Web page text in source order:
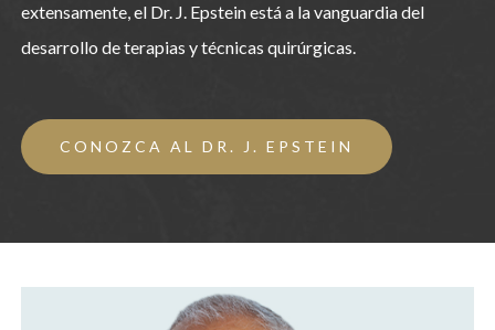
extensamente, el Dr. J. Epstein está a la vanguardia del
desarrollo de terapias y técnicas quirúrgicas.
CONOZCA AL DR. J. EPSTEIN